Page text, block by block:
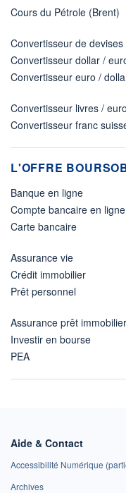
Cours du Pétrole (Brent)
Convertisseur de devises
Convertisseur dollar /
Convertisseur euro /
Convertisseur livres / euro
Convertisseur franc
L'OFFRE
Banque en ligne
Compte bancaire en ligne
Carte bancaire
Assurance vie
Crédit immobilier
Prêt personnel
Assurance prêt immobilier
Investir en bourse
PEA
Aide & Contact
Accessibilité Numérique
Archives